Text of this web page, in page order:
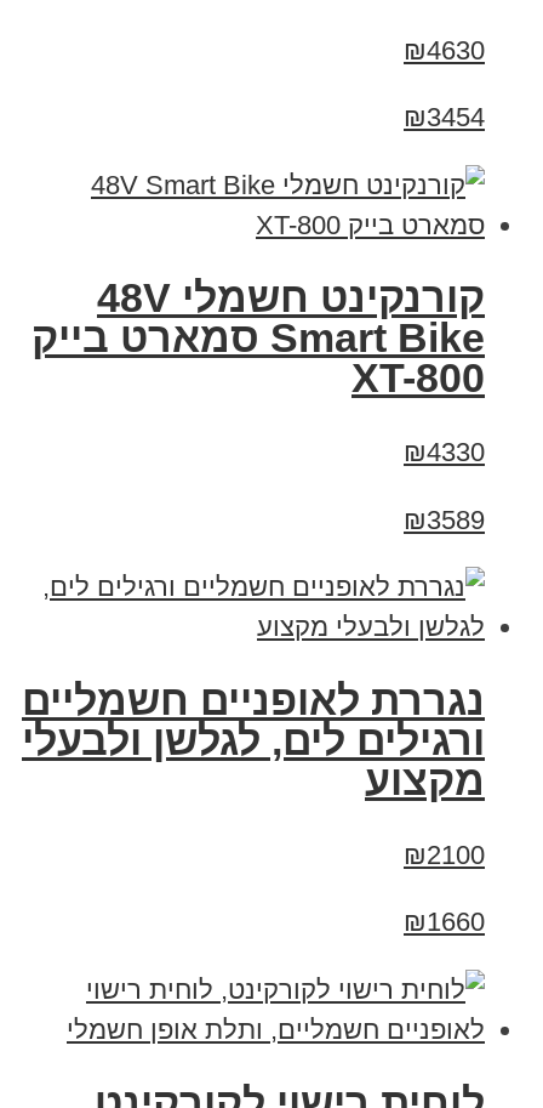
₪4630
₪3454
קורנקינט חשמלי 48V
Smart Bike סמארט בייק
XT-800
₪4330
₪3589
נגררת לאופניים חשמליים
ורגילים לים, לגלשן ולבעלי
מקצוע
₪2100
₪1660